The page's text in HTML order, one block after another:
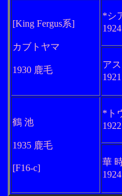
[King Fergus系]
カブトヤマ
1930 鹿毛
*シ
ア
鶴 池
1935 鹿毛
[F16-c]
*ト
華